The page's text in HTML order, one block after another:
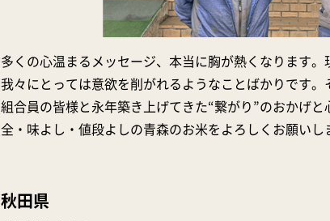
多くの心温まるメッセージ、本当に胸が熱くなります
我々にとっては意欲を削がれるようなことばかりです。
組合員の皆様と永年築き上げてきた“繋がり”のおかげ
全・味よし・値段よしの青森のお米をよろしくお願いし
秋田県